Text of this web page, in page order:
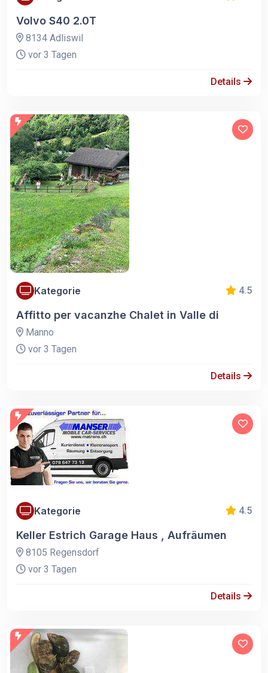
Volvo S40 2.0T
8134 Adliswil
vor 3 Tagen
Details
Kategorie 4.5
Affitto per vacanzhe Chalet in Valle di
Manno
vor 3 Tagen
Details
Kategorie 4.5
Keller Estrich Garage Haus , Aufräumen
8105 Regensdorf
vor 3 Tagen
Details